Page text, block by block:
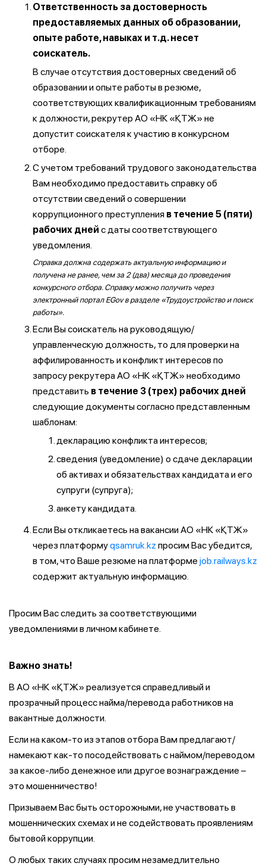
Ответственность за достоверность
предоставляемых данных об образовании,
опыте работе, навыках и т.д. несет
соискатель.
В случае отсутствия достоверных сведений об
образовании и опыте работы в резюме,
соответствующих квалификационным требованиям
к должности, рекрутер АО «НК «ҚТЖ» не
допустит соискателя к участию в конкурсном
отборе.
С учетом требований трудового законодательства
Вам необходимо предоставить справку об
отсутствии сведений о совершении
коррупционного преступления в течение 5 (пяти)
рабочих дней с даты соответствующего
уведомления.
Справка должна содержать актуальную информацию и
получена не ранее, чем за 2 (два) месяца до проведения
конкурсного отбора. Справку можно получить через
электронный портал EGov в разделе «Трудоустройство и поиск
работы».
Если Вы соискатель на руководящую/
управленческую должность, то для проверки на
аффилированность и конфликт интересов по
запросу рекрутера АО «НК «ҚТЖ» необходимо
представить в течение 3 (трех) рабочих дней
следующие документы согласно представленным
шаблонам:
декларацию конфликта интересов;
сведения (уведомление) о сдаче декларации
об активах и обязательствах кандидата и его
супруги (супруга);
анкету кандидата.
Если Вы откликаетесь на вакансии АО «НК «ҚТЖ»
через платформуqsamruk.kz просим Вас убедится,
в том, что Ваше резюме на платформе job.railways.kz
содержит актуальную информацию.
Просим Вас следить за соответствующими
уведомлениями в личном кабинете.
Важно знать!
В АО «НК «ҚТЖ» реализуется справедливый и
прозрачный процесс найма/перевода работников на
вакантные должности.
Если на каком-то из этапов отбора Вам предлагают/
намекают как-то посодействовать с наймом/переводом
за какое-либо денежное или другое вознаграждение –
это мошенничество!
Призываем Вас быть осторожными, не участвовать в
мошеннических схемах и не содействовать проявлениям
бытовой коррупции.
О любых таких случаях просим незамедлительно